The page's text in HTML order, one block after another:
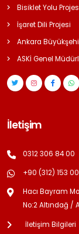
Bisiklet Yolu
İşaret Dili Projesi
Ankara
ASKİ Genel
İletişim
0312 306 84 00
+90 (312) 153
Hacı Bayram
No:2 Altındağ /
İletişim Bilgileri